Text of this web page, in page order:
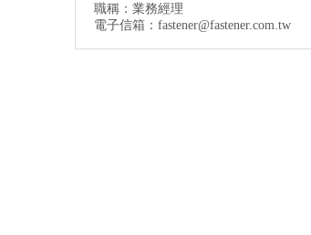
職稱：業務經理
電子信箱： fastener@fastener.com.tw